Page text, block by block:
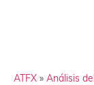
ATFX » Análisis